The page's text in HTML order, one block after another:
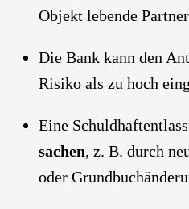
Objekt leben­de Part­ner
Die Bank kann den
Risi­ko als zu hoch
Eine
sa­chen, z. B. durch
oder